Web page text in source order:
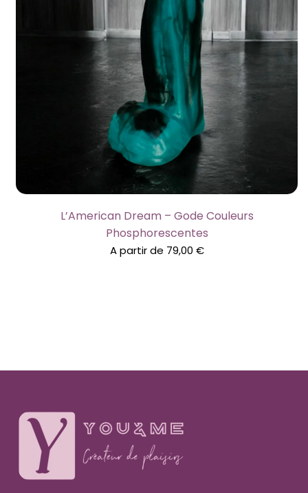
L’American Dream – Gode Couleurs
Phosphorescentes
A partir de 79,00 €